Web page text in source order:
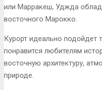
или Марракеш, Уджда
восточного Марокко.
Курорт идеально подойдет
понравится любителям
восточную архитектуру,
природе.